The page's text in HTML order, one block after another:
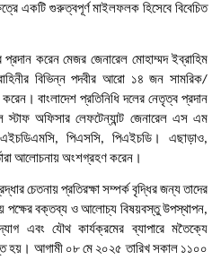
একটি গুরুত্বপূর্ণ মাইলফলক হিসেবে বিবেচিত
প্রদান করেন মেজর জেনারেল মোহাম্মদ ইব্রাহিম
বিভিন্ন পদবীর আরো ১৪ জন সামরিক/
করেন। বাংলাদেশ প্রতিনিধি দলের নেতৃত্ব প্রদান
স্টাফ অফিসার লেফটেন্যান্ট জেনারেল এস এম
এইচডিএমসি, পিএসসি, পিএইচডি। এছাড়াও,
আলোচনায়অংশগ্রহণকরেন।
চেতনায়প্রতিরক্ষাসম্পর্কবৃদ্ধিরজন্যতাদের
পক্ষের বক্তব্য ও আলোচ্য বিষয়বস্তু উপস্থাপন,
এবং যৌথ কার্যক্রমের ব্যাপারে মতৈক্যে
হয়। আগামী ০৮ মে ২০২৫ তারিখ সকাল ১১০০